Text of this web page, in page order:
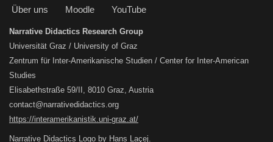
Über uns
Moodle YouTube
Narrative Didactics Research Group
Universität Graz / University of Graz
Zentrum für Inter-Amerikanische Studien / Center for Inter-American
Studies
Elisabethstraße 59/II, 8010 Graz, Austria
contact@narrativedidactics.org
https://interamerikanistik.uni-graz.at/
Narrative Didactics Logo by Hans Laçej.